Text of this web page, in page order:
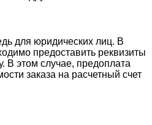
для юридических лиц. В
предоставить реквизиты
В этом случае, предоплата
заказа на расчетный счет